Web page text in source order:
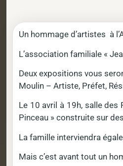
Un hommage d’artistes à
L’association familiale «
Deux expositions vous
Moulin – Artiste, Préfet,
Le 10 avril à 19h, salle des
Pinceau » construite sur
La famille interviendra
Mais c’est avant tout un